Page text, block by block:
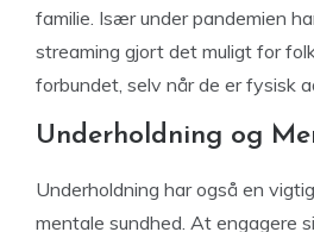
familie. Især under pandemien
streaming gjort det muligt for
forbundet, selv når de er fysisk
Underholdning og
Underholdning har også en
mentale sundhed. At engagere